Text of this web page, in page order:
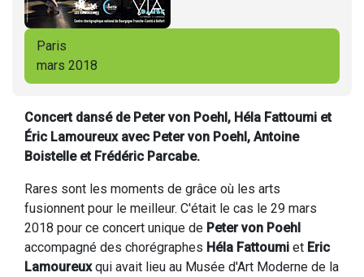
Paris
mars 2018
Concert dansé de Peter von Poehl, Héla Fattoumi et
Éric Lamoureux avec Peter von Poehl, Antoine
Boistelle et Frédéric Parcabe.
Rares sont les moments de grâce où les arts
fusionnent pour le meilleur. C'était le cas le 29 mars
2018 pour ce concert unique de Peter von Poehl
accompagné des chorégraphes Héla Fattoumi et Eric
Lamoureuxqui avait lieu au Musée d'Art Moderne de la